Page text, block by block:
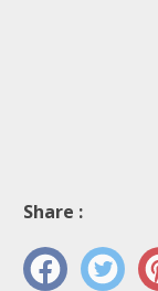
Share :